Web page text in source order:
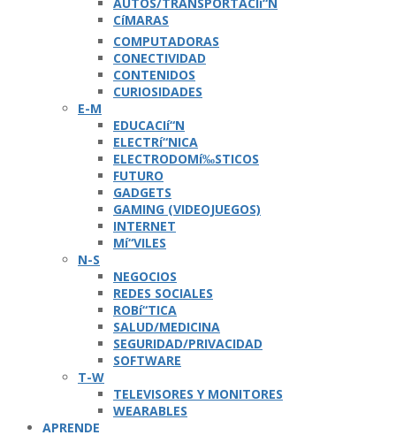
CíMARAS
COMPUTADORAS
CONECTIVIDAD
CONTENIDOS
CURIOSIDADES
E-M
EDUCACIí“N
ELECTRí“NICA
ELECTRODOMí‰STICOS
FUTURO
GADGETS
GAMING (VIDEOJUEGOS)
INTERNET
Mí“VILES
N-S
NEGOCIOS
REDES SOCIALES
ROBí“TICA
SALUD/MEDICINA
SEGURIDAD/PRIVACIDAD
SOFTWARE
T-W
TELEVISORES Y MONITORES
WEARABLES
APRENDE